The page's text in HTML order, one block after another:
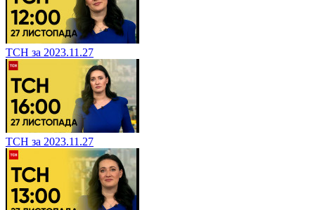
ТСН за 2023.11.27
ТСН за 2023.11.27